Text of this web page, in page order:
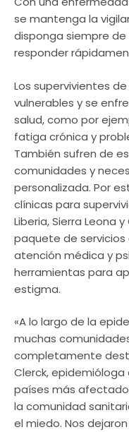
se mantenga la
disponga siempre
responder
Los supervivientes
vulnerables y se
salud, como por
fatiga crónica y
También sufren de
comunidades y
personalizada. Por
clínicas para
Liberia, Sierra Leona
paquete de servicios
atención médica y
herramientas para
estigma.
«A lo largo de la
muchas
completamente
Clerck, epidemióloga
países más
la comunidad
el miedo. Nos